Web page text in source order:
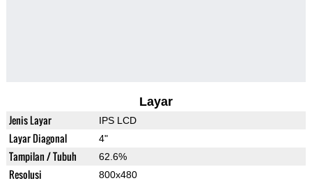
Layar
Jenis Layar IPS LCD
Layar Diagonal 4"
Tampilan / Tubuh 62.6%
Resolusi 800x480